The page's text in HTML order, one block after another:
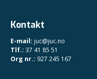
Kontakt
E-mail: juc@juc.no
Tlf.: 37 41 85 51
Org nr.: 927 245 167